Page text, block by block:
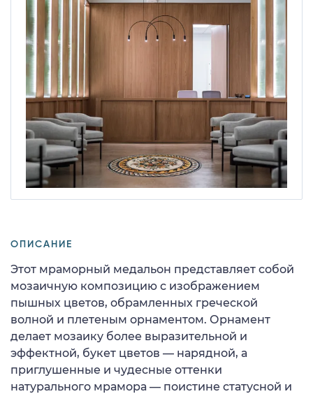
ОПИСАНИЕ
Этот мраморный медальон представляет собой
мозаичную композицию с изображением
пышных цветов, обрамленных греческой
волной и плетеным орнаментом. Орнамент
делает мозаику более выразительной и
эффектной, букет цветов — нарядной, а
приглушенные и чудесные оттенки
натурального мрамора — поистине статусной и